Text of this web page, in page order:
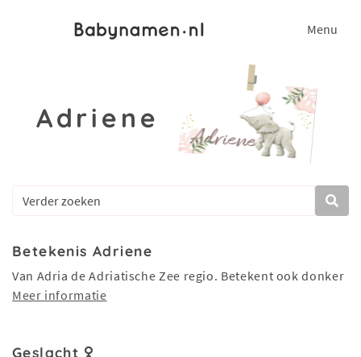
Menu
Adriene
Betekenis Adriene
Van Adria de Adriatische Zee regio. Betekent ook donker
Meer informatie
Geslacht